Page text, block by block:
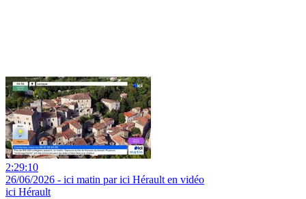
2:29:10
26/06/2026 - ici matin par ici Hérault en vidéo
ici Hérault